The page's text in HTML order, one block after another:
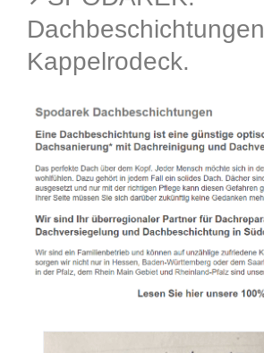
Dachbeschichtungen
Kappelrodeck.